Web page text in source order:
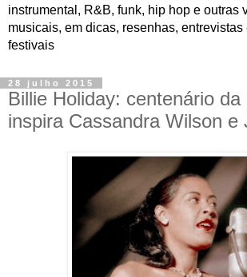
instrumental, R&B, funk, hip hop e outras
musicais, em dicas, resenhas, entrevistas
festivais
28 julho 2015
Billie Holiday: centenário da
inspira Cassandra Wilson e